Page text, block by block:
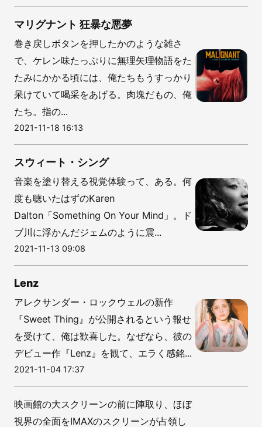
マリグナント 狂暴な悪夢
巻き戻しボタンを押したかのような雑さ
で、ケレン味たっぷりに無理矢理物語をた
たみにかかる頃には、俺たちもうすっかり
呆けていて喝采をあげる。肉塊だもの、俺
たち。指の...
2021-11-18 16:13
スウィート・シング
音楽を塗り替える視覚体験って、ある。何
度も聴いたはずのKaren
Dalton「Something On Your Mind」。ド
ブ川に浮かんだジェムのように震...
2021-11-13 09:08
Lenz
アレクサンダー・ロックウェルの新作
『Sweet Thing』が公開されるという報せ
を受けて、俺は歓喜した。なぜなら、彼の
デビュー作『Lenz』を観て、エラく感銘...
2021-11-04 17:37
映画館の大スクリーンの前に陣取り、ほぼ
視界の全面をIMAXのスクリーンが占領し